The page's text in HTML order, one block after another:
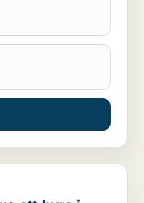
i Västervik